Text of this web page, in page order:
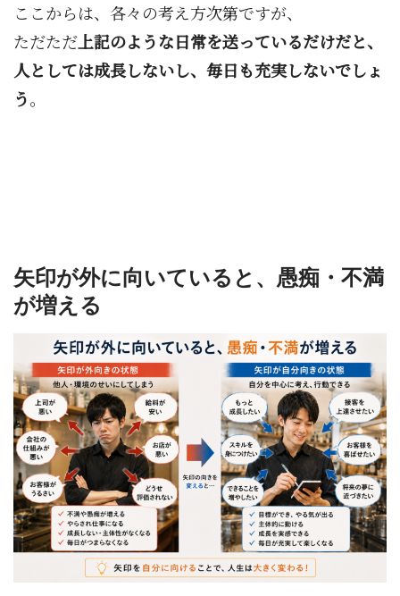
ここからは、各々の考え方次第ですが、
ただただ上記のような日常を送っているだけだと、
人としては成長しないし、毎日も充実しないでしょ
う。
矢印が外に向いていると、愚痴・不満
が増える